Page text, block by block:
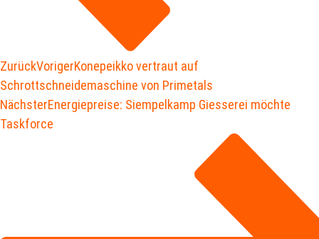
ZurückVorigerKonepeikko vertraut auf
Schrottschneidemaschine von Primetals
NächsterEnergiepreise: Siempelkamp Giesserei möchte
Taskforce